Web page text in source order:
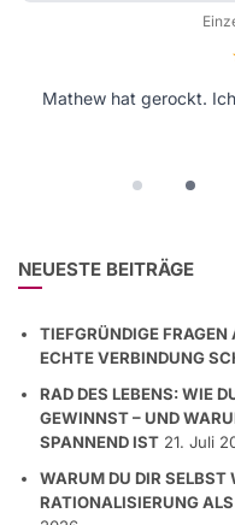
Mathew hat gerockt.
Kompetente
praxisbezogener
NEUESTE BEITRÄGE
TIEFGRÜNDIGE FRAGEN
RAD DES LEBENS: WIE
GEWINNST – UND
WARUM DU DIR